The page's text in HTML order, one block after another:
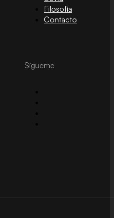
Filosofía
Contacto
Sígueme